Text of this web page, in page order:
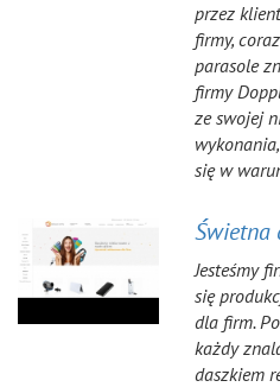
przez
firmy,
parasole
firmy
ze swojej
się w
Świetna
Jesteśmy
się
dla firm.
każdy
daszkiem